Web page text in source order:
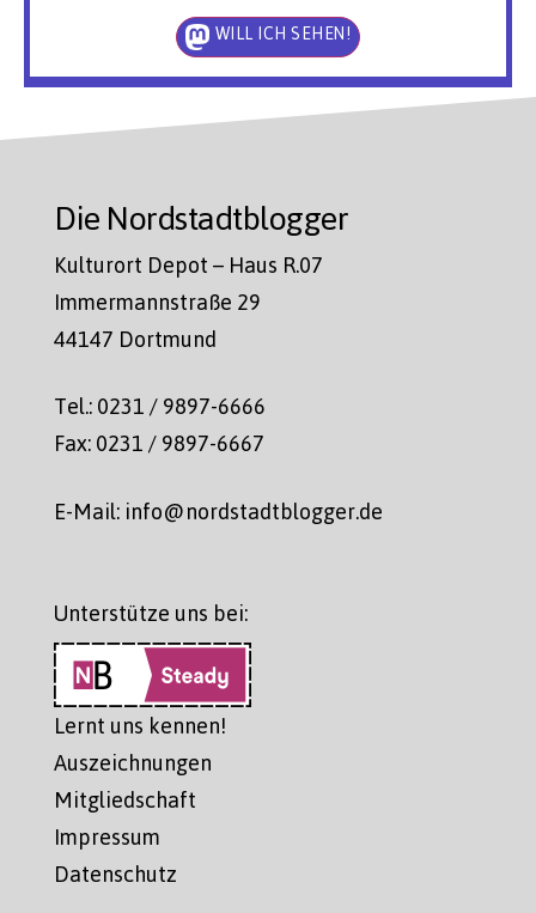
WILL ICH SEHEN!
Die Nordstadtblogger
Kulturort Depot – Haus R.07
Immermannstraße 29
44147 Dortmund
Tel.: 0231 / 9897-6666
Fax: 0231 / 9897-6667
E-Mail: info@nordstadtblogger.de
Unterstütze uns bei:
Lernt uns kennen!
Auszeichnungen
Mitgliedschaft
Impressum
Datenschutz